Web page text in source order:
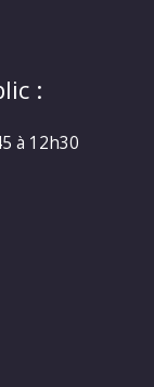
:
à 12h30